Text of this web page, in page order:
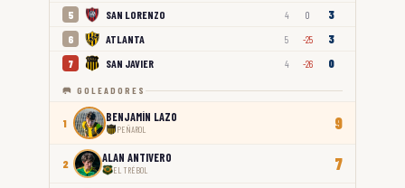
5 SAN LORENZO 4 0 3
6 ATLANTA 5 -25 3
7 SAN JAVIER 4 -26 0
🥅 GOLEADORES
1 BENJAMÍN LAZO
PEÑAROL 9
2 ALAN ANTIVERO
EL TRÉBOL 7